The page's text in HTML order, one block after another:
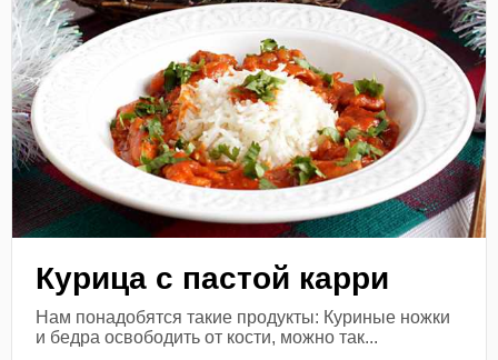
Курица с пастой карри
Нам понадобятся такие продукты: Куриные ножки
и бедра освободить от кости, можно так...